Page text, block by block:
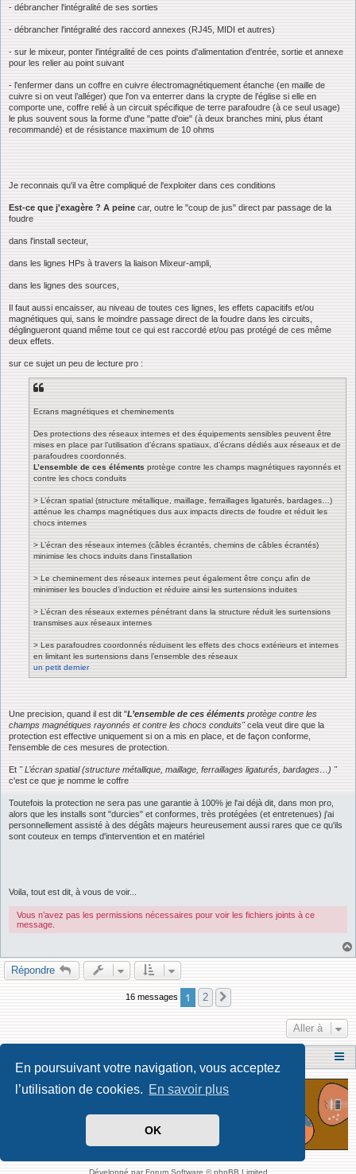
En poursuivant votre navigation, vous acceptez
l’utilisation de cookies. En savoir plus
OK
- débrancher l'intégralité de ses sorties
- débrancher l'intégralité des raccord annexes (RJ45, MIDI et autres)
- sur le mixeur, ponter l'intégralité de ces points d'alimentation d'entrée, sortie et annexe
pour les relier au point suivant
- l'enfermer dans un coffre en cuivre électromagnétiquement étanche (en maille de
cuivre si on veut l’alléger) que l'on va enterrer dans la crypte de l'église si elle en
comporte une, coffre relié à un circuit spécifique de terre parafoudre (à ce seul usage)
le plus souvent sous la forme d'une "patte d'oie" (à deux branches mini, plus étant
recommandé) et de résistance maximum de 10 ohms
Je reconnais qu'il va être compliqué de l'exploiter dans ces conditions
Est-ce que j'exagère ? A peine car, outre le "coup de jus" direct par passage de la
foudre
dans l'install secteur,
dans les lignes HPs à travers la liaison Mixeur-ampli,
dans les lignes des sources,
Il faut aussi encaisser, au niveau de toutes ces lignes, les effets capacitifs et/ou
magnétiques qui, sans le moindre passage direct de la foudre dans les circuits,
déglingueront quand même tout ce qui est raccordé et/ou pas protégé de ces même
deux effets.
sur ce sujet un peu de lecture pro :
Ecrans magnétiques et cheminements
Des protections des réseaux internes et des équipements sensibles peuvent être
mises en place par l’utilisation d’écrans spatiaux, d’écrans dédiés aux réseaux et de
parafoudres coordonnés.
L’ensemble de ces éléments protège contre les champs magnétiques rayonnés et
contre les chocs conduits
> L’écran spatial (structure métallique, maillage, ferraillages ligaturés, bardages…)
atténue les champs magnétiques dus aux impacts directs de foudre et réduit les
chocs internes
> L’écran des réseaux internes (câbles écrantés, chemins de câbles écrantés)
minimise les chocs induits dans l’installation
> Le cheminement des réseaux internes peut également être conçu afin de
minimiser les boucles d’induction et réduire ainsi les surtensions induites
> L’écran des réseaux externes pénétrant dans la structure réduit les surtensions
transmises aux réseaux internes
> Les parafoudres coordonnés réduisent les effets des chocs extérieurs et internes
en limitant les surtensions dans l’ensemble des réseaux
un petit dernier
Une precision, quand il est dit "L’ensemble de ces éléments protège contre les
champs magnétiques rayonnés et contre les chocs conduits"cela veut dire que la
protection est effective uniquement si on a mis en place, et de façon conforme,
l'ensemble de ces mesures de protection.
Et " L’écran spatial (structure métallique, maillage, ferraillages ligaturés, bardages…) "
c'est ce que je nomme le coffre
Toutefois la protection ne sera pas une garantie à 100% je l'ai déjà dit, dans mon pro,
alors que les installs sont "durcies" et conformes, très protégées (et entretenues) j'ai
personnellement assisté à des dégâts majeurs heureusement aussi rares que ce qu'ils
sont couteux en temps d'intervention et en matériel
Voila, tout est dit, à vous de voir...
Vous n’avez pas les permissions nécessaires pour voir les fichiers joints à ce
message.
Répondre
16 messages 1 2
Aller à
Développé par Forum Software © phpBB Limited